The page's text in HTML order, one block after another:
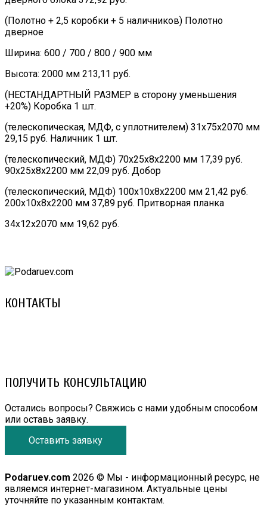
(Полотно + 2,5 коробки + 5 наличников) Полотно
дверное
Ширина: 600 / 700 / 800 / 900 мм
Высота: 2000 мм 213,11 руб.
(НЕСТАНДАРТНЫЙ РАЗМЕР в сторону уменьшения
+20%) Коробка 1 шт.
(телескопическая, МДФ, с уплотнителем) 31х75х2070 мм
29,15 руб. Наличник 1 шт.
(телескопический, МДФ) 70х25х8х2200 мм 17,39 руб.
90х25х8х2200 мм 22,09 руб. Добор
(телескопический, МДФ) 100х10х8х2200 мм 21,42 руб.
200х10х8х2200 мм 37,89 руб. Притворная планка
34х12х2070 мм 19,62 руб.
КОНТАКТЫ
ПОЛУЧИТЬ КОНСУЛЬТАЦИЮ
Остались вопросы? Свяжись с нами удобным способом
или оставь заявку.
Оставить заявку
Podaruev.com 2026 © Мы - информационный ресурс, не
являемся интернет-магазином. Актуальные цены
уточняйте по указанным контактам.